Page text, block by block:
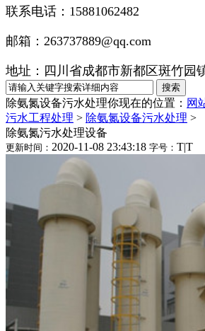
联系电话：15881062482
邮箱：263737889@qq.com
地址：四川省成都市新都区斑竹园
除氨氮设备污水处理你现在的位置： 网
污水工程处理 > 除氨氮设备污水处理 >
除氨氮污水处理设备
更新时间： 2020-11-08 23:43:18 字号： T|T